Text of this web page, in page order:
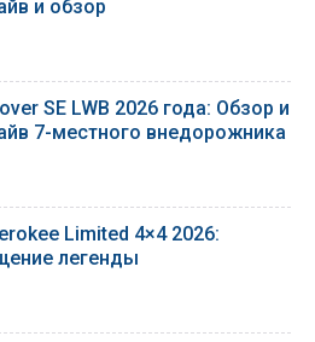
и обзор
SE LWB 2026 года: Обзор и
7-местного внедорожника
Limited 4×4 2026:
легенды